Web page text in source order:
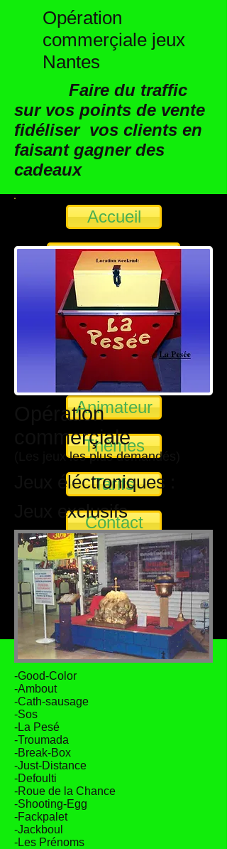
Opération
commerçiale jeux
Nantes
Faire du traffic
sur vos points de vente
fidéliser vos clients en
faisant gagner des
cadeaux
Accueil
Crêpière billig
Les Jeux
Manège à pédales
Sonorisation
Animateur
Thèmes
Tarifs
Contact
Barbe à papa
Popcorn
Opération
commerçiale
(Les jeux les plus demandés)
Jeux éléctroniques :
Jeux exclusifs
-Good-Color
-Ambout
-Cath-sausage
-Sos
-La Pesé
-Troumada
-Break-Box
-Just-Distance
-Defoulti
-Roue de la Chance
-Shooting-Egg
-Fackpalet
-Jackboul
-Les Prénoms